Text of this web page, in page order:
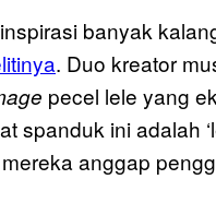
banyak
. Duo kreator
pecel lele yang
spanduk ini adalah
anggap